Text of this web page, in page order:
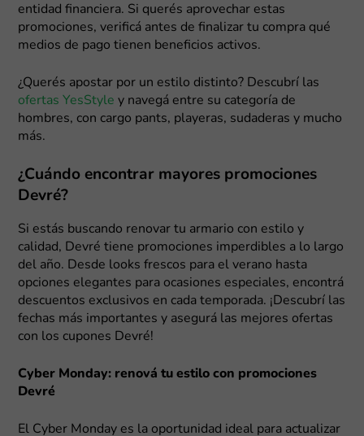
entidad financiera. Si querés aprovechar estas
promociones, verificá antes de finalizar tu compra qué
medios de pago tienen beneficios activos.
¿Querés apostar por un estilo distinto? Descubrí las
ofertas YesStyle y navegá entre su categoría de
hombres, con cargo pants, playeras, sudaderas y mucho
más.
¿Cuándo encontrar mayores promociones
Devré?
Si estás buscando renovar tu armario con estilo y
calidad, Devré tiene promociones imperdibles a lo largo
del año. Desde looks frescos para el verano hasta
opciones elegantes para ocasiones especiales, encontrá
descuentos exclusivos en cada temporada. ¡Descubrí las
fechas más importantes y asegurá las mejores ofertas
con los cupones Devré!
Cyber Monday: renová tu estilo con promociones
Devré
El Cyber Monday es la oportunidad ideal para actualizar